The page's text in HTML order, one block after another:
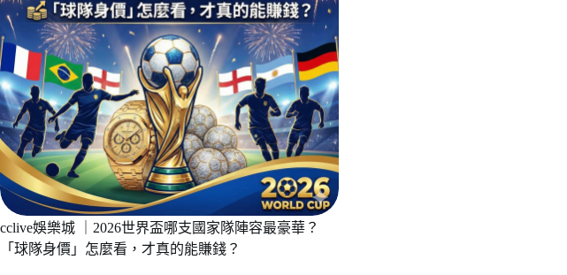
cclive娛樂城 ｜2026世界盃哪支國家隊陣容最豪華？
「球隊身價」怎麼看，才真的能賺錢？